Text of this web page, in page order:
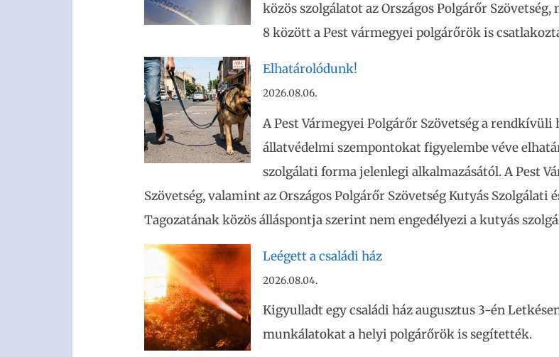
közös szolgálatot az Országos Polgárőr
8 között a Pest vármegyei polgárőrök is
Elhatárolódunk!
2026.08.06.
A Pest Vármegyei Polgárőr Szövetség a
állatvédelmi szempontokat figyelembe véve
szolgálati forma jelenlegi alkalmazásától. A Pest
Szövetség, valamint az Országos Polgárőr Szövetség Kutyás Szolgálati
Tagozatának közös álláspontja szerint nem engedélyezi a kutyás
Leégett a családi ház
2026.08.04.
Kigyulladt egy családi ház augusztus 3-én
munkálatokat a helyi polgárőrök is segítették.